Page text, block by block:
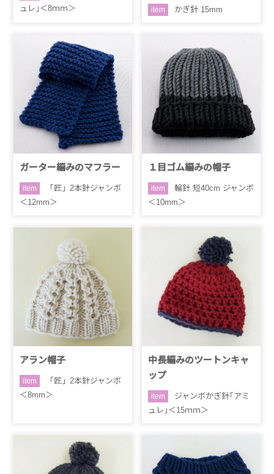
ュレ｣＜8ｍｍ＞
item かぎ針 15mm
ガーター編みのマフラー
item
「匠」2本針ジャンボ
＜12mm＞
１目ゴム編みの帽子
item
輪針 短40cm ジャンボ
＜10mm＞
アラン帽子
item
「匠」2本針ジャンボ
＜8mm＞
中長編みのツートンキャ
ップ
item
ジャンボかぎ針｢アミ
ュレ｣＜15ｍｍ＞